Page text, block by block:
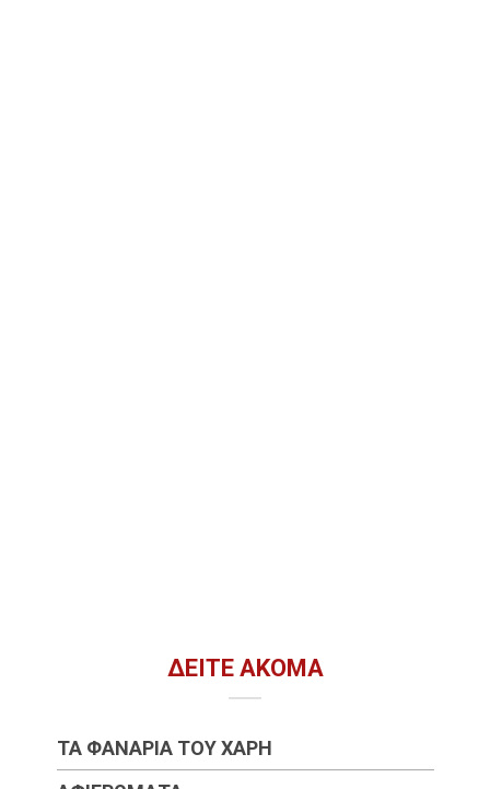
ΔΕΊΤΕ ΑΚΌΜΑ
ΤΑ ΦΑΝΆΡΙΑ ΤΟΥ ΧΆΡΗ